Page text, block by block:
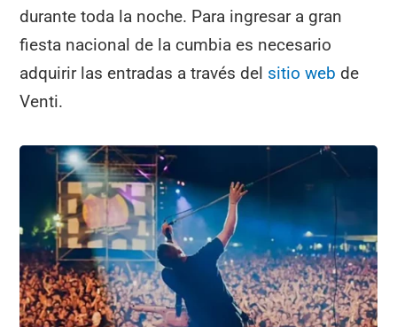
durante toda la noche. Para ingresar a gran
fiesta nacional de la cumbia es necesario
adquirir las entradas a través del sitio web de
Venti.